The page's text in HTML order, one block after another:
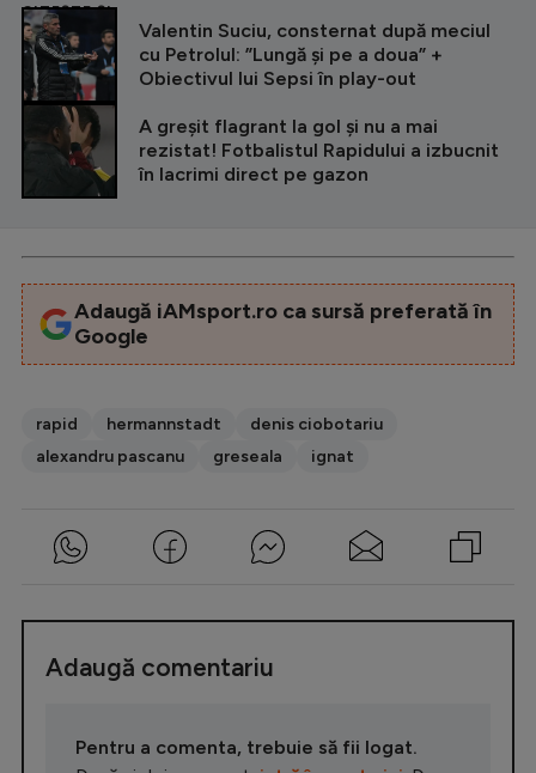
CITEȘTE ȘI
Valentin Suciu, consternat după meciul
cu Petrolul: ”Lungă și pe a doua” +
Obiectivul lui Sepsi în play-out
A greșit flagrant la gol și nu a mai
rezistat! Fotbalistul Rapidului a izbucnit
în lacrimi direct pe gazon
Adaugă iAMsport.ro ca sursă preferată în
Google
rapid hermannstadt
denis ciobotariu
alexandru pascanu
greseala ignat
Adaugă comentariu
Pentru a comenta, trebuie să fii logat.